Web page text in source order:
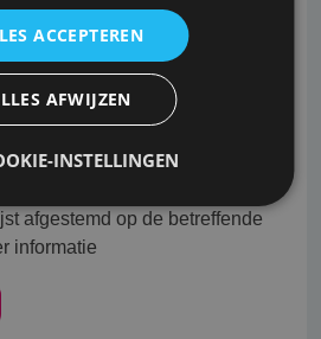
vernieuwde websites "live"
dat er nog wat kleine foutjes in
van een nieuw
afgestemd op de betreffende
informatie
ACCEPTEREN
AFWIJZEN
INSTELLINGEN